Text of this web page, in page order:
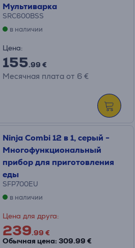
Mультиварка
SRC600BSS
в наличии
Цена:
155.99 €
Месячная плата от 6 €
Ninja Combi 12 в 1, серый -
Многофункциональный
прибор для приготовления
еды
SFP700EU
в наличии
Цена для друга:
239.99 €
Обычная цена: 309.99 €